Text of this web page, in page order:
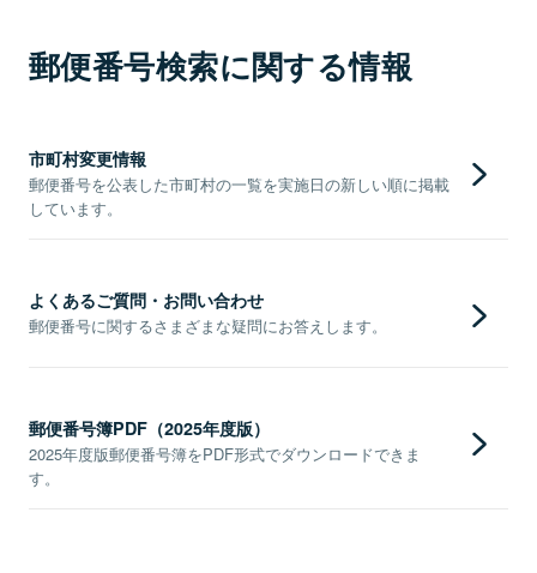
郵便番号検索に関する情報
市町村変更情報
郵便番号を公表した市町村の一覧を実施日の新しい順に掲載
しています。
よくあるご質問・お問い合わせ
郵便番号に関するさまざまな疑問にお答えします。
郵便番号簿PDF（2025年度版）
2025年度版郵便番号簿をPDF形式でダウンロードできま
す。